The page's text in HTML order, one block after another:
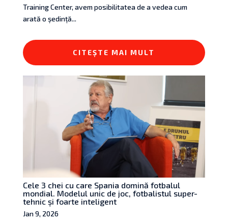
Training Center, avem posibilitatea de a vedea cum
arată o ședință...
CITEȘTE MAI MULT
Cele 3 chei cu care Spania domină fotbalul
mondial. Modelul unic de joc, fotbalistul super-
tehnic și foarte inteligent
Jan 9, 2026